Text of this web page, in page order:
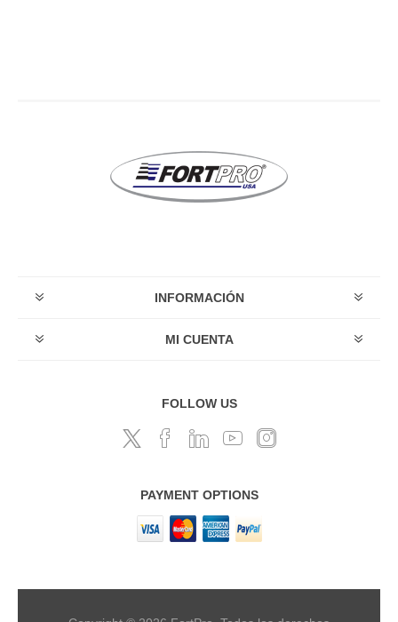
INFORMACIÓN
MI CUENTA
FOLLOW US
PAYMENT OPTIONS